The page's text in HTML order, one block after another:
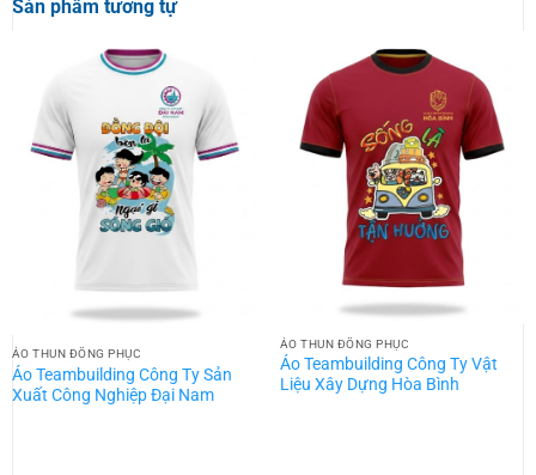
Sản phẩm tương tự
ÁO THUN ĐỒNG PHỤC
Áo Teambuilding Công Ty Sản
Xuất Công Nghiệp Đại Nam
ÁO THUN ĐỒNG PHỤC
Áo Teambuilding Công Ty Vật
Liệu Xây Dựng Hòa Bình